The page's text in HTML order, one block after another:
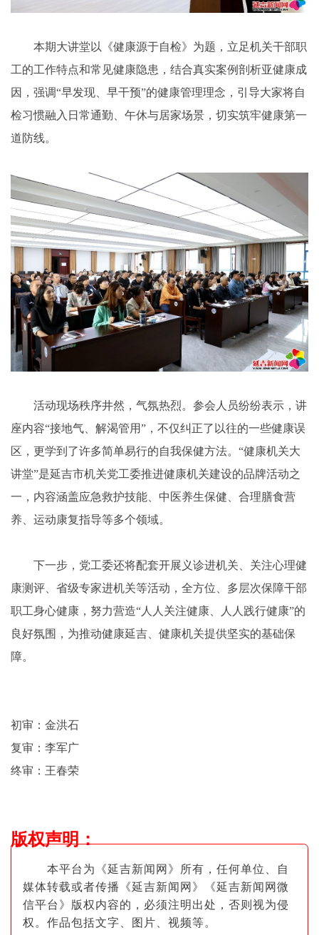
本期大讲堂以《健康源于自检》为题，立足机关干部职
工的工作特点和常见健康隐患，结合真实案例剖析亚健康成
因，强调“早发现、早干预”的健康管理理念，引导大家将自
检习惯融入日常通勤、午休与居家场景，切实筑牢健康第一
道防线。
活动现场秩序井然，气氛热烈。参会人员纷纷表示，讲
座内容“接地气、解渴管用”，不仅纠正了以往的一些健康误
区，更学到了许多简单易行的自我保健方法。“健康机关大
讲堂”是延吉市机关党工委推进健康机关建设的品牌活动之
一，内容涵盖应急救护技能、中医养生保健、合理膳食营
养、运动康复指导等多个领域。
下一步，党工委还将配套开展义诊进机关、关注心理健
康测评、省级专家进机关等活动，全方位、多层次保障干部
职工身心健康，努力营造“人人关注健康、人人践行健康”的
良好氛围，为推动健康延吉、健康机关提供坚实的基础保
障。
初审：金洪石
复审：李军广
终审：王春荣
版权声明：
本平台为《延吉新闻网》所有，任何单位、自
媒体转载或者传播《延吉新闻网》《延吉新闻网微
信平台》版权内容的，必须注明出处，否则视为侵
权。作品包括文字、图片 、视频等。